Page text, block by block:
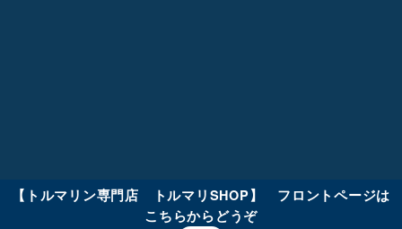
【トルマリン専門店 トルマリSHOP】 フロントページは
こちらからどうぞ